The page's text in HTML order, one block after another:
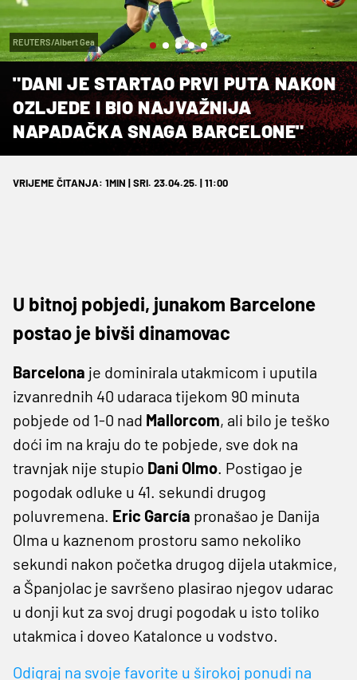
REUTERS/Albert Gea
"DANI JE STARTAO PRVI PUTA NAKON
OZLJEDE I BIO NAJVAŽNIJA
NAPADAČKA SNAGA BARCELONE"
VRIJEME ČITANJA: 1MIN | SRI. 23.04.25. | 11:00
U bitnoj pobjedi, junakom Barcelone
postao je bivši dinamovac
Barcelona je dominirala utakmicom i uputila
izvanrednih 40 udaraca tijekom 90 minuta
pobjede od 1-0 nad Mallorcom, ali bilo je teško
doći im na kraju do te pobjede, sve dok na
travnjak nije stupio Dani Olmo. Postigao je
pogodak odluke u 41. sekundi drugog
poluvremena. Eric García pronašao je Danija
Olma u kaznenom prostoru samo nekoliko
sekundi nakon početka drugog dijela utakmice,
a Španjolac je savršeno plasirao njegov udarac
u donji kut za svoj drugi pogodak u isto toliko
utakmica i doveo Katalonce u vodstvo.
Odigraj na svoje favorite u širokoj ponudi na